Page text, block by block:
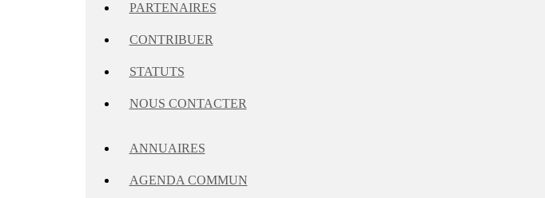
PARTENAIRES
CONTRIBUER
STATUTS
NOUS CONTACTER
ANNUAIRES
AGENDA COMMUN